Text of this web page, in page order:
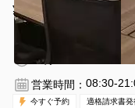
¥6340 〜 ¥6679 /
東
30分〜
営業時間： 08:30-
今すぐ予約 適格請求書